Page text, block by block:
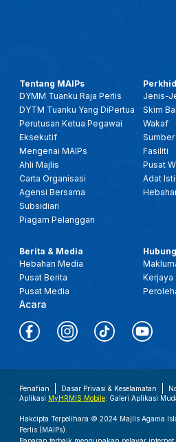
Tentang MAIPs
DYMM Tuanku Raja Perlis
DYTM Tuanku Yang DiPertua
Perutusan Ketua Pegawai
Eksekutif
Mengenai MAIPs
Ahli Majlis
Carta Organisasi
Agensi Bersama
Subsidiari
Piagam Pelanggan
Jenis-
Skim
Wakaf
Sumber
Fasiliti
Pusat
Adat
Berita & Media
Hebahan Media
Pusat Berita
Pusat Media
Acara
Kerjaya
Penafian Dasar Privasi & Keselamatan
Aplikasi MyHRMIS Mobile: Galeri Aplikasi
Hakcipta Terpelihara © 2024 Majlis Agama
Perlis (MAIPs).